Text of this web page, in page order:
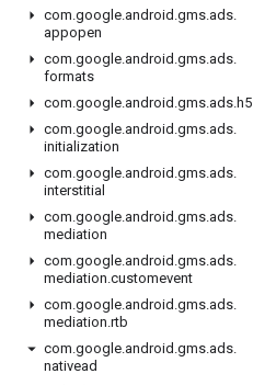
com.google.android .gms.ads.
appopen
com.google.android .gms.ads.
formats
com.google.android .gms.ads.h5
com.google.android .gms.ads.
initialization
com.google.android .gms.ads.
interstitial
com.google.android .gms.ads.
mediation
com.google.android .gms.ads.
mediation.customevent
com.google.android .gms.ads.
mediation.rtb
com.google.android .gms.ads.
nativead